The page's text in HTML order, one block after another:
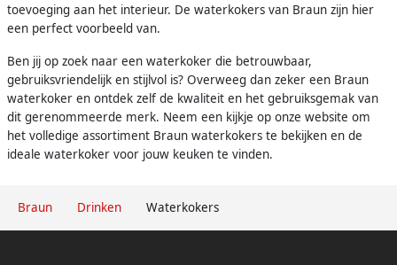
Braun Drinken Waterkokers
toevoeging aan het interieur. De waterkokers van Braun zijn hier
een perfect voorbeeld van.
Ben jij op zoek naar een waterkoker die betrouwbaar,
gebruiksvriendelijk en stijlvol is? Overweeg dan zeker een Braun
waterkoker en ontdek zelf de kwaliteit en het gebruiksgemak van
dit gerenommeerde merk. Neem een kijkje op onze website om
het volledige assortiment Braun waterkokers te bekijken en de
ideale waterkoker voor jouw keuken te vinden.